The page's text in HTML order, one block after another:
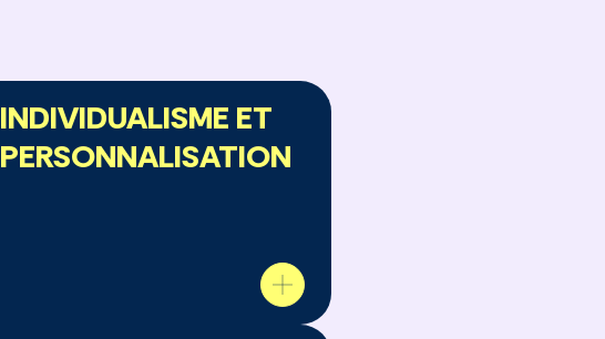
INDIVIDUALISME ET
PERSONNALISATION